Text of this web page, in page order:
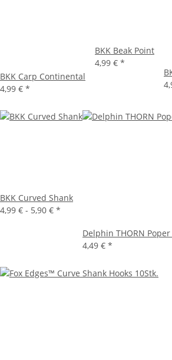
BKK Carp Continental
4,99 € *
BKK Beak Point
4,99 € *
BKK Curved Shank
4,99 € - 5,90 € *
Delphin THORN
4,49 € *